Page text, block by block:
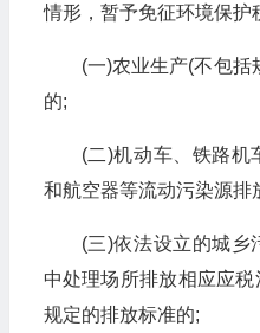
情形，暂予免征环境保护
(一)农业生产(不包括
的;
(二)机动车、铁路机
和航空器等流动污染源排
(三)依法设立的城乡
中处理场所排放相应应
规定的排放标准的;